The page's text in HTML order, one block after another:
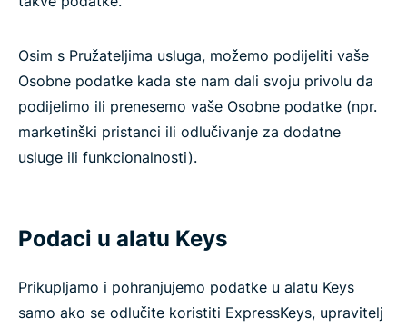
Osim s Pružateljima usluga, možemo podijeliti vaše
Osobne podatke kada ste nam dali svoju privolu da
podijelimo ili prenesemo vaše Osobne podatke (npr.
marketinški pristanci ili odlučivanje za dodatne
usluge ili funkcionalnosti).
Podaci u alatu Keys
Prikupljamo i pohranjujemo podatke u alatu Keys
samo ako se odlučite koristiti ExpressKeys, upravitelj